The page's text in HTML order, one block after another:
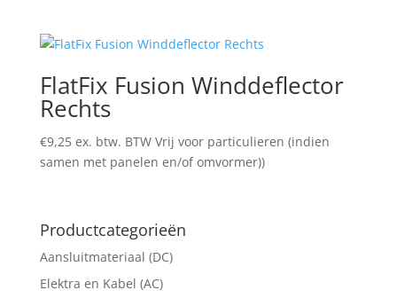
FlatFix Fusion Winddeflector
Rechts
€9,25 ex. btw. BTW Vrij voor particulieren (indien
samen met panelen en/of omvormer))
Productcategorieën
Aansluitmateriaal (DC)
Elektra en Kabel (AC)